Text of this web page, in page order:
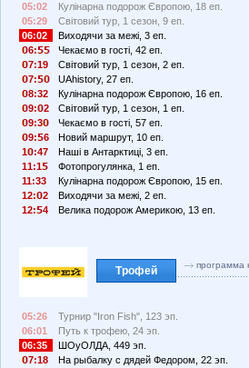
05:02
Кулінарна подорож Європою, 18 еп.
05:29
Світовий тур, 1 сезон, 9 еп.
06:02
Виходячи за межі, 3 еп.
6:
Чекаємо в гості, 42 еп.
7:19
Світовий тур, 1 сезон, 2 еп.
7:
UAhistory, 27 еп.
8:32
Кулінарна подорож Європою, 16 еп.
9:
2
Світовий тур, 1 сезон, 1 еп.
9:3
Чекаємо в гості, 57 еп.
9:
6
Новий маршрут, 10 еп.
1
:47
Наші в Антарктиці, 3 еп.
11:1
Фотопрогулянка, 1 еп.
11:33
Кулінарна подорож Європою, 15 еп.
12:
2
Виходячи за межі, 2 еп.
12:
4 Велика подорож Америкою, 13 еп.
Трофей программа
05:26
Турнир "Iron Fish", 123 эп.
06:01
Путь к трофею, 24 эп.
06:35
ШОуОЛДА, 449 эп.
7:18
На рыбалку с дядей Федором, 22 эп.